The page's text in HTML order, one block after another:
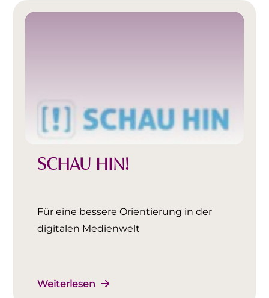
SCHAU HIN!
Für eine bessere Orientierung in der
digitalen Medienwelt
Weiterlesen